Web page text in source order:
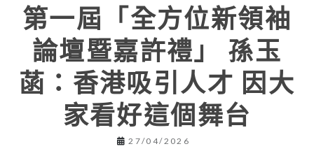
第一屆「全方位新領袖
論壇暨嘉許禮」 孫玉
菡：香港吸引人才 因大
家看好這個舞台
27/04/2026